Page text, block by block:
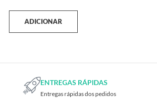
ADICIONAR
ENTREGAS RÁPIDAS
Entregas rápidas dos pedidos